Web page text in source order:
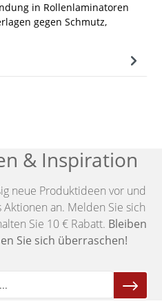
in Rollenlaminatoren
gegen Schmutz,
& Inspiration
neue Produktideen vor und
an. Melden Sie sich
Sie 10 € Rabatt. Bleiben
Sie sich überraschen!